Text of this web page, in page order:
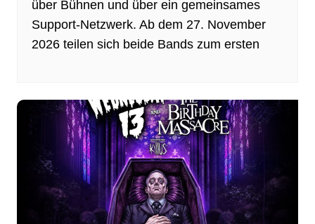
über Bühnen und über ein gemeinsames
Support-Netzwerk. Ab dem 27. November
2026 teilen sich beide Bands zum ersten